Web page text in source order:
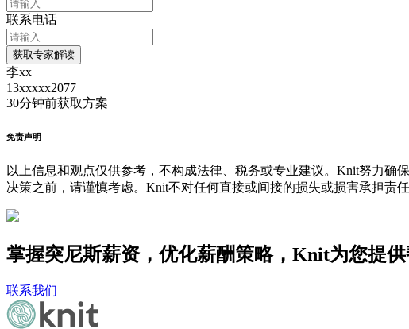
联系电话
获取专家解读
李xx
13xxxxx2077
30分钟前获取方案
免责声明
以上信息和观点仅供参考，不构成法律、税务或专业建议。Knit努力
决策之前，请谨慎考虑。Knit不对任何直接或间接的损失或损害承担责任
掌握突尼斯薪资，优化薪酬策略，Knit为您提供
联系我们